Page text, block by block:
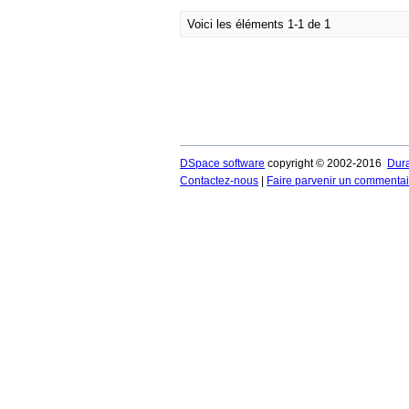
Voici les éléments 1-1 de 1
DSpace software copyright © 2002-2016
Contactez-nous
Faire parvenir un